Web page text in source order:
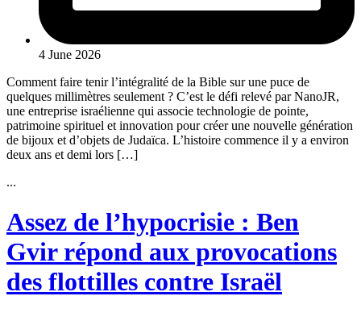
4 June 2026
Comment faire tenir l’intégralité de la Bible sur une puce de
quelques millimètres seulement ? C’est le défi relevé par NanoJR,
une entreprise israélienne qui associe technologie de pointe,
patrimoine spirituel et innovation pour créer une nouvelle génération
de bijoux et d’objets de Judaïca. L’histoire commence il y a environ
deux ans et demi lors […]
...
Assez de l’hypocrisie : Ben
Gvir répond aux provocations
des flottilles contre Israël